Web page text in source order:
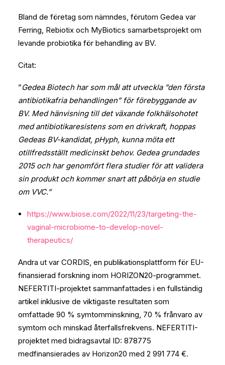
Bland de företag som nämndes, förutom Gedea var
Ferring, Rebiotix och MyBiotics samarbetsprojekt om
levande probiotika för behandling av BV.
Citat:
”Gedea Biotech har som mål att utveckla ”den första
antibiotikafria behandlingen” för förebyggande av
BV. Med hänvisning till det växande folkhälsohotet
med antibiotikaresistens som en drivkraft, hoppas
Gedeas BV-kandidat, pHyph, kunna möta ett
otillfredsställt medicinskt behov. Gedea grundades
2015 och har genomfört flera studier för att validera
sin produkt och kommer snart att påbörja en studie
om VVC.”
https://www.biose.com/2022/11/23/targeting-the-
vaginal-microbiome-to-develop-novel-
therapeutics/
Andra ut var CORDIS, en publikationsplattform för EU-
finansierad forskning inom HORIZON20-programmet.
NEFERTITI-projektet sammanfattades i en fullständig
artikel inklusive de viktigaste resultaten som
omfattade 90 % symtomminskning, 70 % frånvaro av
symtom och minskad återfallsfrekvens. NEFERTITI-
projektet med bidragsavtal ID: 878775
medfinansierades av Horizon20 med 2 991 774 €.